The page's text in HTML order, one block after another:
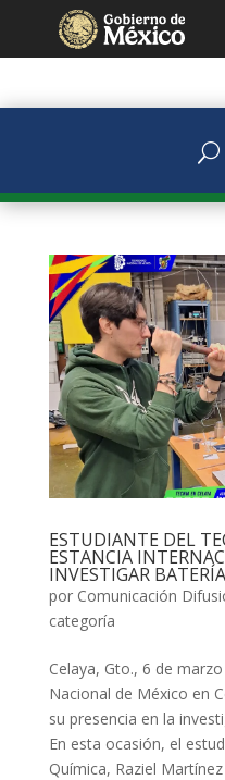
ESTUDIANTE DEL
ESTANCIA
INVESTIGAR
por Comunicación
categoría
Celaya, Gto., 6 de
Nacional de México en
su presencia en la
En esta ocasión, el
Química, Raziel